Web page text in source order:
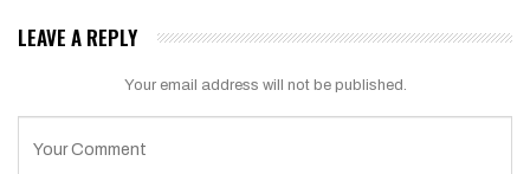
LEAVE A REPLY
Your email address will not be published.